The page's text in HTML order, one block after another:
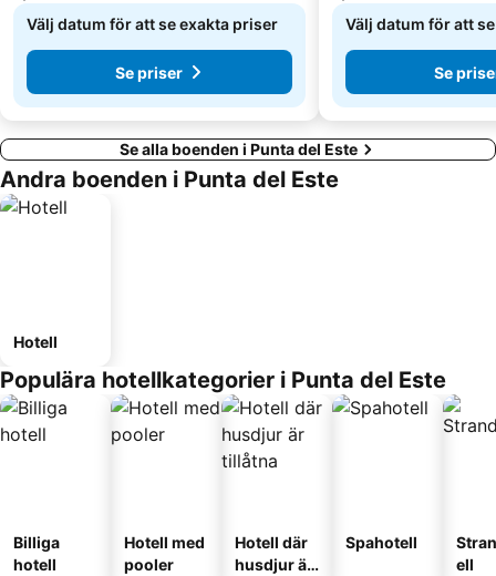
Välj datum för att se exakta priser
Se priser
Välj datum för att
Se
Se alla boenden i Punta del Este
Andra boenden i Punta del Este
Hotell
Populära hotellkategorier i Punta del Este
Billiga
hotell
Hotell med
pooler
Hotell där
husdjur är
Spahotell
ell